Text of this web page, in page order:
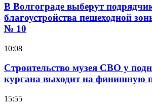
В Волгограде выберут
благоустройства пешеходной
№ 10
10:08
Строительство музея СВО у
кургана выходит на финишную
15:55